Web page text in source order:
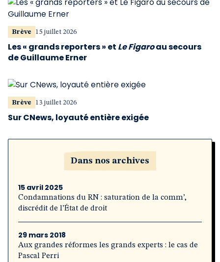
Brève 15 juillet 2026
Les « grands reporters » et Le Figaroau secours
de Guillaume Erner
Brève 13 juillet 2026
Sur CNews, loyauté entière exigée
Dans nos archives
15 avril 2025
Condamnations du RN : saturation de la comm’,
discrédit de l’État de droit
29 mars 2018
Aux grandes réformes les grands experts : le cas de
Pascal Perri